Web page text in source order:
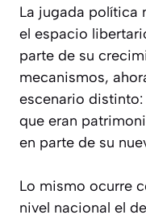
La jugada política
el espacio
parte de su
mecanismos,
escenario
que eran
en parte de su
Lo mismo ocurre
nivel nacional el